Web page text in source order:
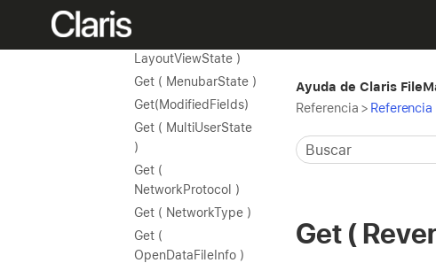
LayoutViewState )
Get ( MenubarState )
Get(ModifiedFields)
Get ( MultiUserState
)
Get (
NetworkProtocol )
Get ( NetworkType )
Get (
OpenDataFileInfo )
Ayuda de Claris
Referencia >
Get (